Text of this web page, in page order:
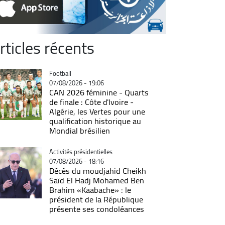
récents
Catégorie
Football
07/08/2026 - 19:06
CAN 2026 féminine - Quarts
de finale : Côte d'Ivoire -
Algérie, les Vertes pour une
qualification historique au
Mondial brésilien
Catégorie
Activités présidentielles
07/08/2026 - 18:16
Décès du moudjahid Cheikh
Saïd El Hadj Mohamed Ben
Brahim «Kaabache» : le
président de la République
présente ses condoléances